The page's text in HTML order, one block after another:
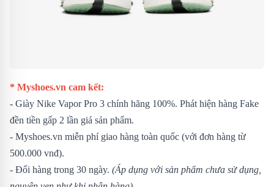
* Myshoes.vn cam kết:
- Giày Nike Vapor Pro 3 chính hãng 100%. Phát hiện hàng Fake
đền tiền gấp 2 lần giá sản phẩm.
- Myshoes.vn miễn phí giao hàng toàn quốc (với đơn hàng từ
500.000 vnđ).
- Đổi hàng trong 30 ngày. (Áp dụng với sản phẩm chưa sử dụng,